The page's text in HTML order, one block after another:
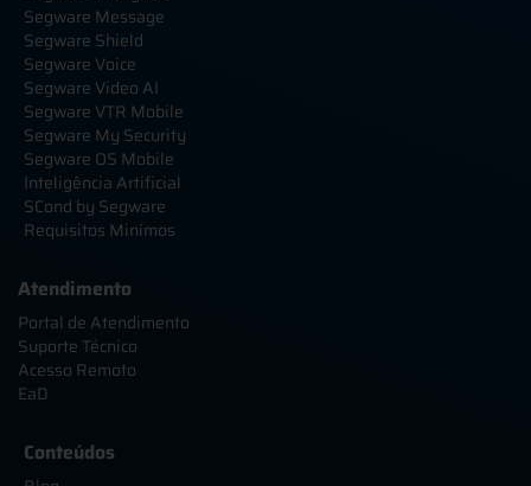
Segware Message
Segware Shield
Segware Voice
Segware Video AI
Segware VTR Mobile
Segware My Security
Segware OS Mobile
Inteligência Artificial
SCond by Segware
Requisitos Minímos
Atendimento
Portal de Atendimento
Suporte Técnico
Acesso Remoto
EaD
Conteúdos